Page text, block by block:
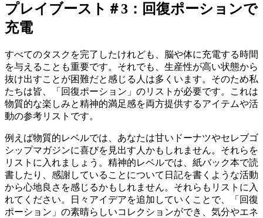
プレイブースト＃3：回復ポーションで
充電
すべてのタスクを完了したけれども、脳や体に充電する時間
を与えることも重要です。それでも、生産性が高い状態から
抜け出すことが困難だと感じる人は多くいます。そのため私
たちは皆、「回復ポーション」のリストが必要です。これは
物質的な楽しみと精神的満足感を両方提供するアイテムや活
動の参考リストです。
例えば物質的レベルでは、あなたは甘いドーナツやセレブゴ
シップマガジンに喜びを見出す人かもしれません。それらを
リストに入れましょう。精神的レベルでは、紙バック本で読
書したり、感謝していることについて日記を書くような活動
から心地良さを感じるかもしれません。それらもリストに入
れてください。日々アイデアを追加していくことで、「回復
ポーション」の素晴らしいコレクションができ、気分やエネ